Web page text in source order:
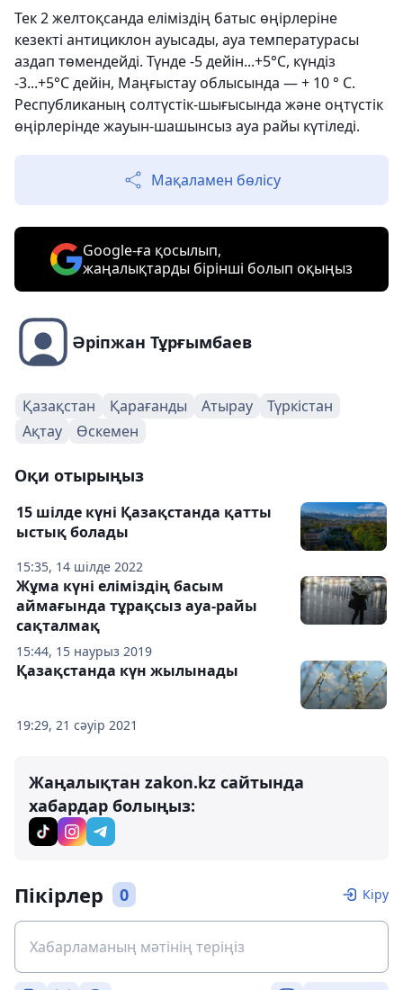
Тек 2 желтоқсанда еліміздің батыс өңірлеріне
кезекті антициклон ауысады, ауа температурасы
аздап төмендейді. Түнде -5 дейін...+5°C, күндіз
-3...+5°C дейін, Маңғыстау облысында — + 10 ° C.
Республиканың солтүстік-шығысында және оңтүстік
өңірлерінде жауын-шашынсыз ауа райы күтіледі.
Мақаламен бөлісу
Google-ға қосылып,
жаңалықтарды бірінші болып оқыңыз
Әріпжан Тұрғымбаев
Қазақстан Қарағанды Атырау
Түркістан
Ақтау
Өскемен
Оқи отырыңыз
15:35, 14 шілде 2022
15 шілде күні Қазақстанда қатты
ыстық болады
15:44, 15 наурыз 2019
Жұма күні еліміздің басым
аймағында тұрақсыз ауа-райы
сақталмақ
19:29, 21 сәуір 2021
Қазақстанда күн жылынады
Жаңалықтан zakon.kz сайтында
хабардар болыңыз:
Пікірлер 0 Кіру